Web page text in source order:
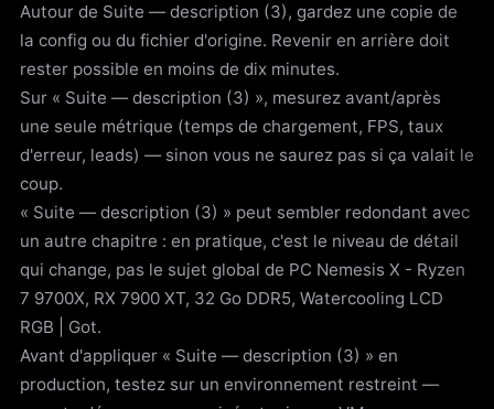
Autour de Suite — description (3), gardez une copie de
la config ou du fichier d'origine. Revenir en arrière doit
rester possible en moins de dix minutes.
Sur « Suite — description (3) », mesurez avant/après
une seule métrique (temps de chargement, FPS, taux
d'erreur, leads) — sinon vous ne saurez pas si ça valait le
coup.
« Suite — description (3) » peut sembler redondant avec
un autre chapitre : en pratique, c'est le niveau de détail
qui change, pas le sujet global de PC Nemesis X - Ryzen
7 9700X, RX 7900 XT, 32 Go DDR5, Watercooling LCD
RGB | Got.
Avant d'appliquer « Suite — description (3) » en
production, testez sur un environnement restreint —